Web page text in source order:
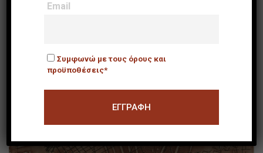
Email
Συμφωνώ με τους όρους και
προϋποθέσεις*